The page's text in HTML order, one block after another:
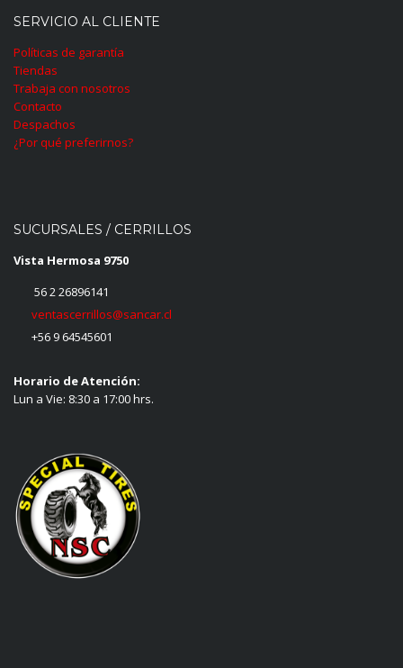
SERVICIO AL CLIENTE
Políticas de garantía
Tiendas
Trabaja con nosotros
Contacto
Despachos
¿Por qué preferirnos?
SUCURSALES / CERRILLOS
Vista Hermosa 9750
56 2 26896141
ventascerrillos@sancar.cl
+56 9 64545601
Horario de Atención:
Lun a Vie: 8:30 a 17:00 hrs.